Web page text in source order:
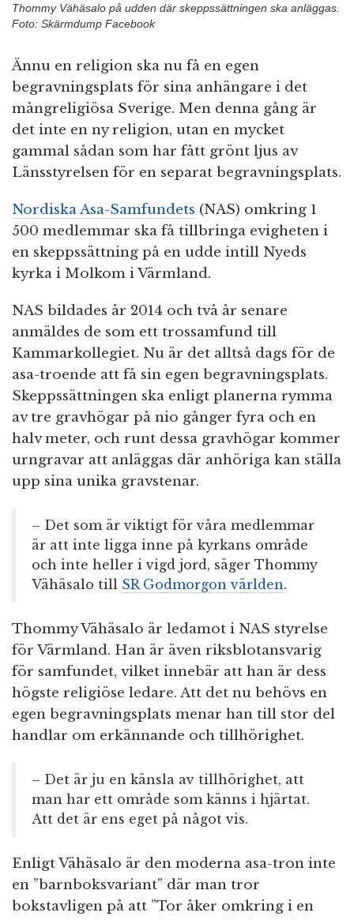
Thommy Vähäsalo på udden där skeppssättningen ska anläggas.
Foto: Skärmdump Facebook
Ännu en religion ska nu få en egen
begravningsplats för sina anhängare i det
mångreligiösa Sverige. Men denna gång är
det inte en ny religion, utan en mycket
gammal sådan som har fått grönt ljus av
Länsstyrelsen för en separat begravningsplats.
Nordiska Asa-Samfundets (NAS) omkring 1
500 medlemmar ska få tillbringa evigheten i
en skeppssättning på en udde intill Nyeds
kyrka i Molkom i Värmland.
NAS bildades år 2014 och två år senare
anmäldes de som ett trossamfund till
Kammarkollegiet. Nu är det alltså dags för de
asa-troende att få sin egen begravningsplats.
Skeppssättningen ska enligt planerna rymma
av tre gravhögar på nio gånger fyra och en
halv meter, och runt dessa gravhögar kommer
urngravar att anläggas där anhöriga kan ställa
upp sina unika gravstenar.
– Det som är viktigt för våra medlemmar
är att inte ligga inne på kyrkans område
och inte heller i vigd jord, säger Thommy
Vähäsalo till SR Godmorgon världen.
Thommy Vähäsalo är ledamot i NAS styrelse
för Värmland. Han är även riksblotansvarig
för samfundet, vilket innebär att han är dess
högste religiöse ledare. Att det nu behövs en
egen begravningsplats menar han till stor del
handlar om erkännande och tillhörighet.
– Det är ju en känsla av tillhörighet, att
man har ett område som känns i hjärtat.
Att det är ens eget på något vis.
Enligt Vähäsalo är den moderna asa-tron inte
en ”barnboksvariant” där man tror
bokstavligen på att ”Tor åker omkring i en